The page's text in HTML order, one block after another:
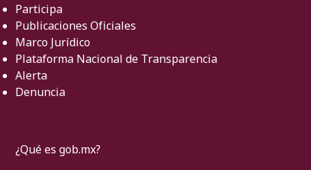
Participa
Publicaciones Oficiales
Marco Jurídico
Plataforma Nacional de Transparencia
Alerta
Denuncia
¿Qué es gob.mx?